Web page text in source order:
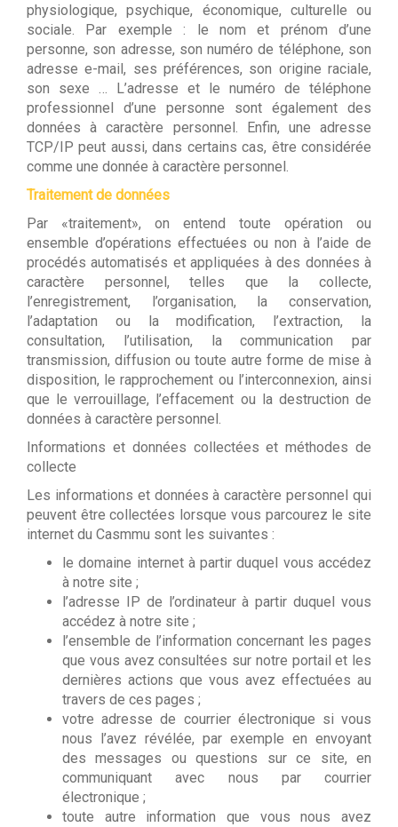
physiologique, psychique, économique, culturelle ou
sociale. Par exemple : le nom et prénom d’une
personne, son adresse, son numéro de téléphone, son
adresse e-mail, ses préférences, son origine raciale,
son sexe … L’adresse et le numéro de téléphone
professionnel d’une personne sont également des
données à caractère personnel. Enfin, une adresse
TCP/IP peut aussi, dans certains cas, être considérée
comme une donnée à caractère personnel.
Traitement de données
Par «traitement», on entend toute opération ou
ensemble d’opérations effectuées ou non à l’aide de
procédés automatisés et appliquées à des données à
caractère personnel, telles que la collecte,
l’enregistrement, l’organisation, la conservation,
l’adaptation ou la modification, l’extraction, la
consultation, l’utilisation, la communication par
transmission, diffusion ou toute autre forme de mise à
disposition, le rapprochement ou l’interconnexion, ainsi
que le verrouillage, l’effacement ou la destruction de
données à caractère personnel.
Informations et données collectées et méthodes de
collecte
Les informations et données à caractère personnel qui
peuvent être collectées lorsque vous parcourez le site
internet du Casmmu sont les suivantes :
le domaine internet à partir duquel vous accédez
à notre site ;
l’adresse IP de l’ordinateur à partir duquel vous
accédez à notre site ;
l’ensemble de l’information concernant les pages
que vous avez consultées sur notre portail et les
dernières actions que vous avez effectuées au
travers de ces pages ;
votre adresse de courrier électronique si vous
nous l’avez révélée, par exemple en envoyant
des messages ou questions sur ce site, en
communiquant avec nous par courrier
électronique ;
toute autre information que vous nous avez